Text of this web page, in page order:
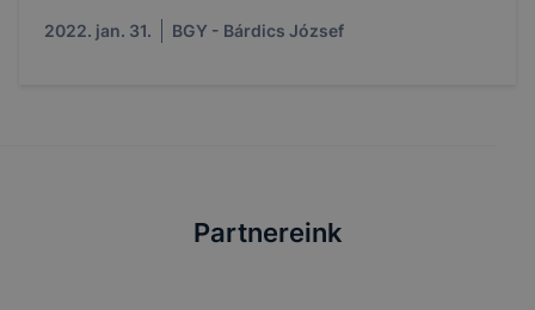
2022. jan. 31. BGY - Bárdics József
Partnereink